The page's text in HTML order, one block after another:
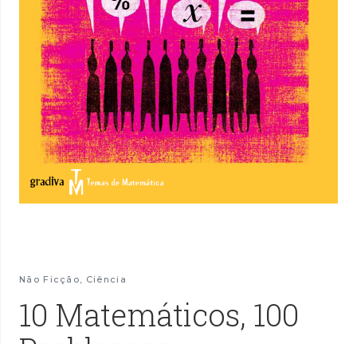
Não Ficção, Ciência
10 Matemáticos, 100